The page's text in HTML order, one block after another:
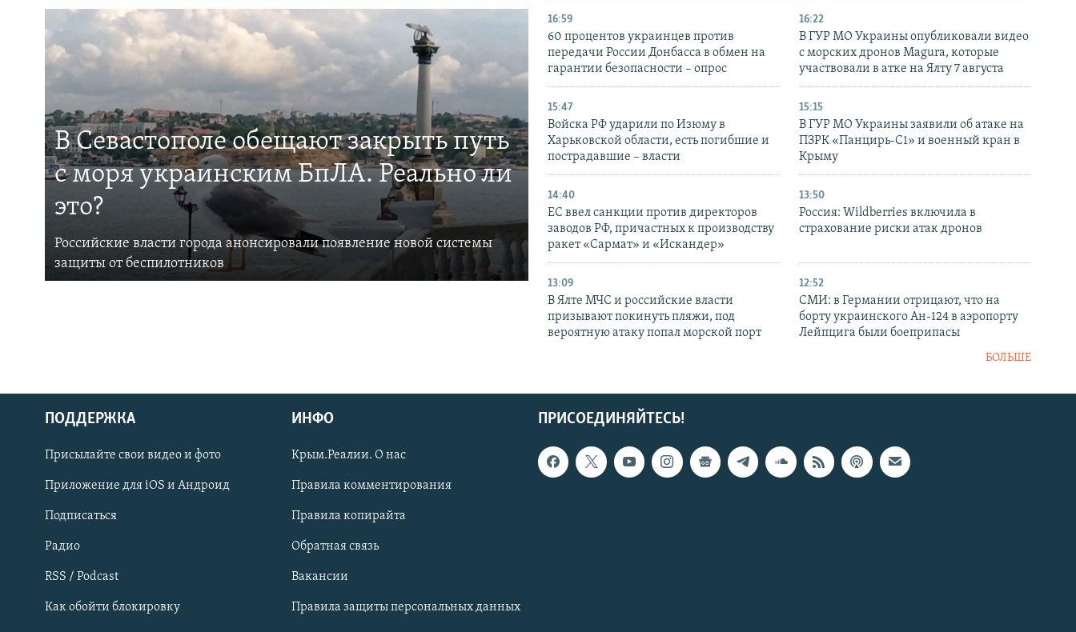
Українською
Qırımtatar
ПРИСОЕДИНЯЙТЕСЬ!
В Севастополе обещают закрыть путь
с моря украинским БпЛА. Реально ли
это?
Российские власти города анонсировали появление новой системы
защиты от беспилотников
16:59
60 процентов украинцев против
передачи России Донбасса в обмен на
гарантии безопасности – опрос
16:22
В ГУР МО Украины опубликовали видео
с морских дронов Magura, которые
участвовали в атке на Ялту 7 августа
15:47
Войска РФ ударили по Изюму в
Харьковской области, есть погибшие и
пострадавшие – власти
15:15
В ГУР МО Украины заявили об атаке на
ПЗРК «Панцирь-С1» и военный кран в
Крыму
14:40
ЕС ввел санкции против директоров
заводов РФ, причастных к производству
ракет «Сармат» и «Искандер»
13:50
Россия: Wildberries включила в
страхование риски атак дронов
13:09
В Ялте МЧС и российские власти
призывают покинуть пляжи, под
вероятную атаку попал морской порт
12:52
СМИ: в Германии отрицают, что на
борту украинского Ан-124 в аэропорту
Лейпцига были боеприпасы
БОЛЬШЕ
ПРИСОЕДИНЯЙТЕСЬ!
ПОДДЕРЖКА
Присылайте свои видео и фото
Приложение для iOS и Андроид
Подписаться
Радио
RSS / Podcast
Как обойти блокировку
ИНФО
Крым.Реалии. О нас
Правила комментирования
Правила копирайта
Обратная связь
Вакансии
Правила защиты персональных данных